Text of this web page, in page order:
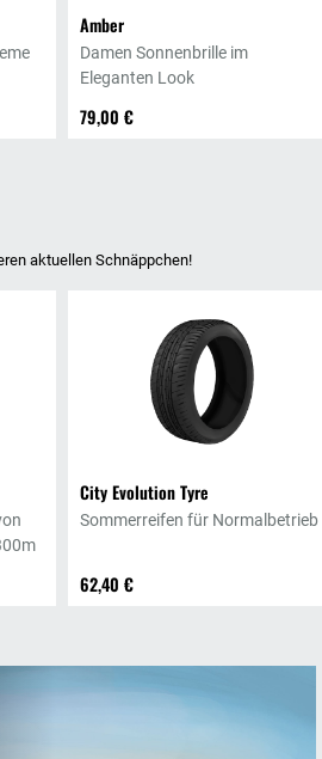
Amber
79,00 €
Damen Sonnenbrille im
Eleganten Look
aktuellen Schnäppchen!
City Evolution Tyre
62,40 €
Sommerreifen für Normalbetrieb